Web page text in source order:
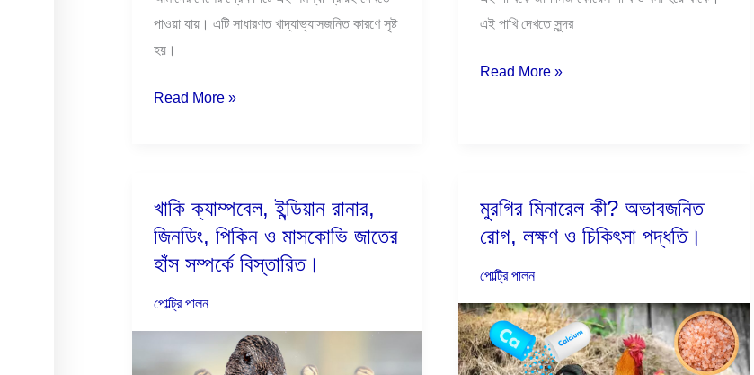
পাওয়া যায়। এটি সাধারণত খাদ্যাভ্যাসজনিত কারণে সৃষ্ট
হয়।
Read More »
এই পাখি দেখতে সুন্দর
Read More »
খাকি ক্যাম্পবেল, ইন্ডিয়ান রানার,
জিনডিং, পিকিন ও মাসকোভি জাতের
হাঁস সম্পর্কে বিস্তারিত।
পোল্ট্রি পালন
খাকি
ক্যাম্পবেল,
ইন্ডিয়ান
জিনডিং,
মুরগির মিনারেল কী? অভাবজনিত
রোগ, লক্ষণ ও চিকিৎসা পদ্ধতি।
পোল্ট্রি পালন
মুরগির
মিনারেল
অভাবজনিত
রোগ,
লক্ষণ
ও